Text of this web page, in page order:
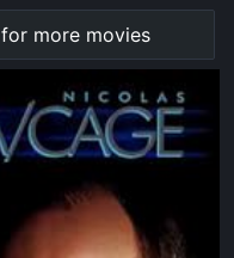
for more movies